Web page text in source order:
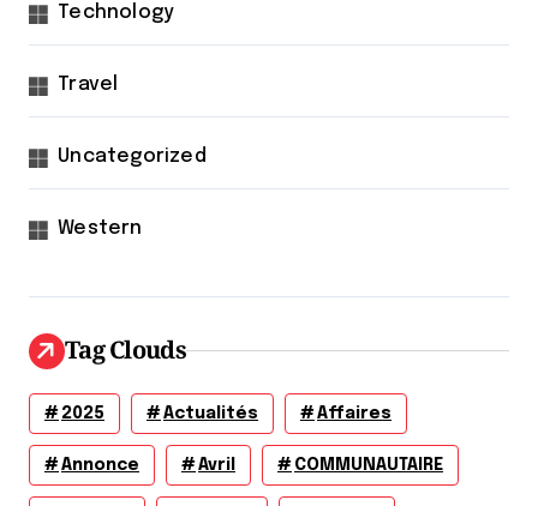
Technology
Travel
Uncategorized
Western
Tag Clouds
2025 Actualités Affaires
Annonce Avril COMMUNAUTAIRE